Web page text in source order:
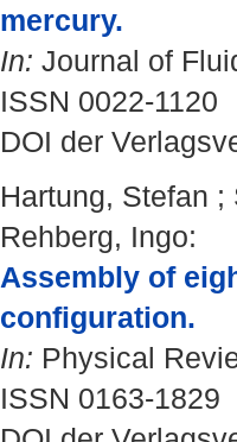
mercury.
In: Journal of
ISSN 0022-1120
DOI der
Hartung, Stefan ;
Rehberg, Ingo:
Assembly of
configuration.
In: Physical
ISSN 0163-1829